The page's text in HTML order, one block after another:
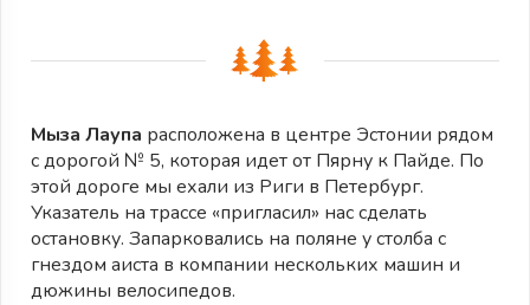
Мыза Лаупа расположена в центре Эстонии рядом
с дорогой № 5, которая идет от Пярну к Пайде. По
этой дороге мы ехали из Риги в Петербург.
Указатель на трассе «пригласил» нас сделать
остановку. Запарковались на поляне у столба с
гнездом аиста в компании нескольких машин и
дюжины велосипедов.